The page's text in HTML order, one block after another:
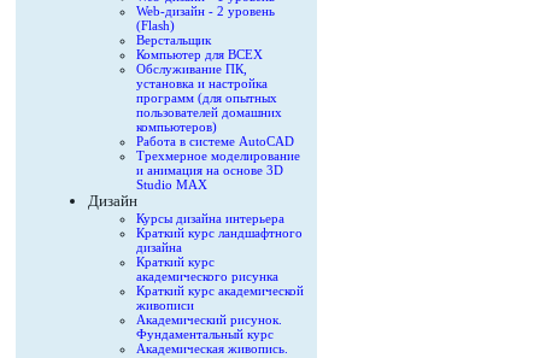
Web-дизайн - 2 уровень
(Flash)
Верстальщик
Компьютер для ВСЕХ
Обслуживание ПК,
установка и настройка
программ (для опытных
пользователей домашних
компьютеров)
Работа в системе AutoCAD
Трехмерное моделирование
и анимация на основе 3D
Studio MAX
Дизайн
Курсы дизайна интерьера
Краткий курс ландшафтного
дизайна
Краткий курс
академического рисунка
Краткий курс академической
живописи
Академический рисунок.
Фундаментальный курс
Академическая живопись.